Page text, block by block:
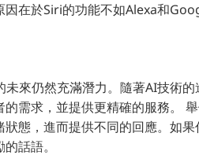
在於Siri的功能不如Alexa和
來仍然充滿潛力。隨著AI技術
需求，並提供更精確的服務。
態，進而提供不同的回應。如
話語。